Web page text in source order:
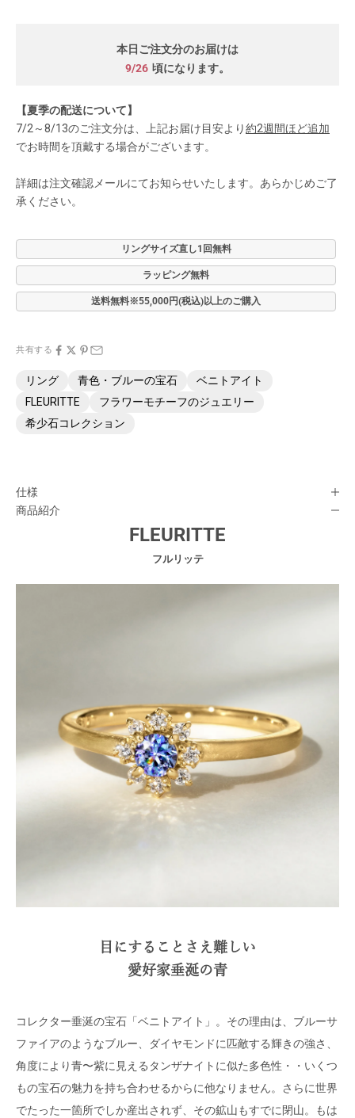
本日ご注文分のお届けは
9/26 頃になります。
【夏季の配送について】
7/2～8/13のご注文分は、上記お届け目安より約2週間ほど追加
でお時間を頂戴する場合がございます。
詳細は注文確認メールにてお知らせいたします。あらかじめご了
承ください。
リングサイズ直し1回無料
ラッピング無料
送料無料※55,000円(税込)以上のご購入
共有する
リング 青色・ブルーの宝石
ベニトアイト
FLEURITTE
フラワーモチーフのジュエリー
希少石コレクション
仕様
商品紹介
FLEURITTE
フルリッテ
目にすることさえ難しい
愛好家垂涎の青
コレクター垂涎の宝石「ベニトアイト」。その理由は、ブルーサ
ファイアのようなブルー、ダイヤモンドに匹敵する輝きの強さ、
角度により青〜紫に見えるタンザナイトに似た多色性・・いくつ
もの宝石の魅力を持ち合わせるからに他なりません。さらに世界
でたった一箇所でしか産出されず、その鉱山もすでに閉山。もは